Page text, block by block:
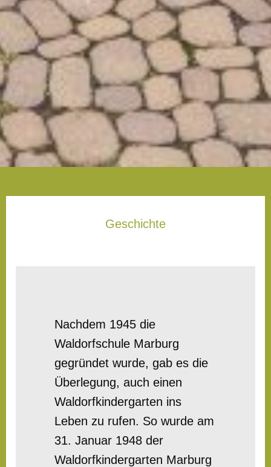
Geschichte
Nachdem 1945 die
Waldorfschule Marburg
gegründet wurde, gab es die
Überlegung, auch einen
Waldorfkindergarten ins
Leben zu rufen. So wurde am
31. Januar 1948 der
Waldorfkindergarten Marburg